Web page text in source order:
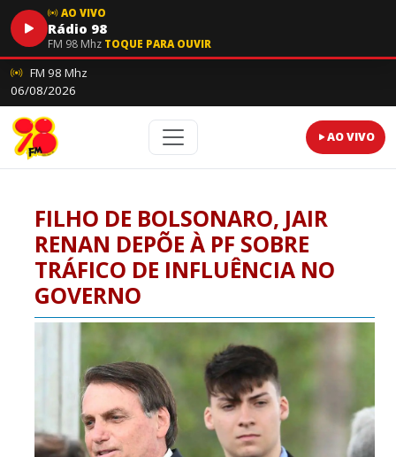
AO VIVO
Rádio 98
FM 98 Mhz TOQUE PARA OUVIR
FM 98 Mhz
06/08/2026
AO VIVO
FILHO DE BOLSONARO, JAIR
RENAN DEPÕE À PF SOBRE
TRÁFICO DE INFLUÊNCIA NO
GOVERNO